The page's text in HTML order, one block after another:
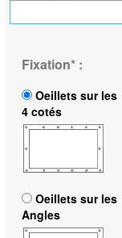
Fixation*:
Oeillets sur les
4 cotés
Oeillets sur les
Angles